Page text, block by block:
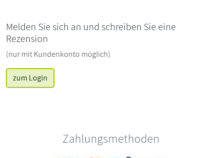
Melden Sie sich an und schreiben Sie eine
Rezension
(nur mit Kundenkonto möglich)
zum Login
Zahlungsmethoden